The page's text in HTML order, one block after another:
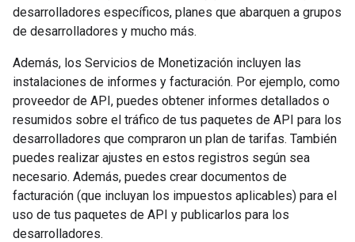
desarrolladores específicos, planes que abarquen a grupos
de desarrolladores y mucho más.
Además, los Servicios de Monetización incluyen las
instalaciones de informes y facturación. Por ejemplo, como
proveedor de API, puedes obtener informes detallados o
resumidos sobre el tráfico de tus paquetes de API para los
desarrolladores que compraron un plan de tarifas. También
puedes realizar ajustes en estos registros según sea
necesario. Además, puedes crear documentos de
facturación (que incluyan los impuestos aplicables) para el
uso de tus paquetes de API y publicarlos para los
desarrolladores.